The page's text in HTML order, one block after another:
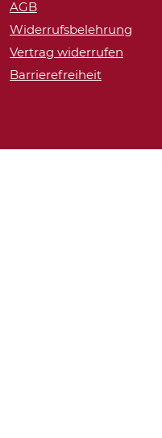
AGB
Widerrufsbelehrung
Vertrag widerrufen
Barrierefreiheit